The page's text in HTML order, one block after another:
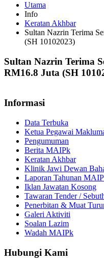
Utama
Info
Keratan Akhbar
Sultan Nazrin Terima
(SH 10102023)
Sultan Nazrin Terima
RM16.8 Juta (SH
Informasi
Data Terbuka
Ketua Pegawai
Pengumuman
Berita MAIPk
Keratan Akhbar
Klinik Jawi Dewan
Laporan Tahunan
Iklan Jawatan Kosong
Tawaran Tender /
Penerbitan & Muat
Galeri Aktiviti
Soalan Lazim
Wadah MAIPk
Hubungi Kami